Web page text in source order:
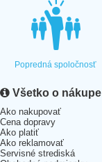
Popredná spoločnosť
Všetko o nákupe
Ako nakupovať
Cena dopravy
Ako platiť
Ako reklamovať
Servisné strediská